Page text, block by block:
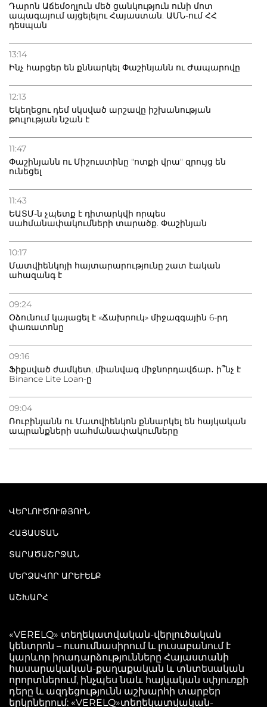
Դարոն Աճեմօղլուն մեծ ցանկություն ունի մոտ
ապագայում այցելելու Հայաստան. ԱՄՆ-ում ՀՀ
դեսպան
13:14
Ինչ հարցեր են քննարկել Փաշինյանն ու Ժապարովը
12:13
Եկեղեցու դեմ սկսված արշավը իշխանության
թուլության նշան է
11:47
Փաշինյանն ու Միշուստինը "ոտքի վրա" զրույց են
ունեցել
11:43
ԵԱՏՄ-ն չպետք է դիտարկվի որպես
սահմանափակումների տարածք. Փաշինյան
10:17
Մատվիենկոյի հայտարարությունը շատ էական
ահազանգ է
09:24
Օձունում կայացել է «Ճախրուկ» միջազգային 6-րդ
փառատոնը
09:16
Ֆիքսված ժամկետ, միանվագ միջնորդավճար․ ի՞նչ է
Binance Lite Loan-ը
09:04
Ռուբինյանն ու Մատվիենկոն քննարկել են հայկական
ապրանքների սահմանափակումները
ՎԵՐԼՈՒԾՈՒԹՅՈՒՆ
ՀԱՅԱՍՏԱՆ
ՏԱՐԱԾԱՇՐՋԱՆ
ՄԵՐՁԱՎՈՐ ԱՐԵՒԵԼՔ
ԱՇԽԱՐՀ
«VERELQ» տեղեկատվական-վերլուծական
կենտրոն – ուսումնասիրում և լուսաբանում է
կարևոր իրադարձությունները Հայաստանի
հասարակական-քաղաքական և տնտեսական
որորտներում, ինչպես նաև հայկական սփյուռքի
դերը և ազդեցությունն աշխարհի տարբեր
երկրներում: «VERELQ»տեղեկատվական-